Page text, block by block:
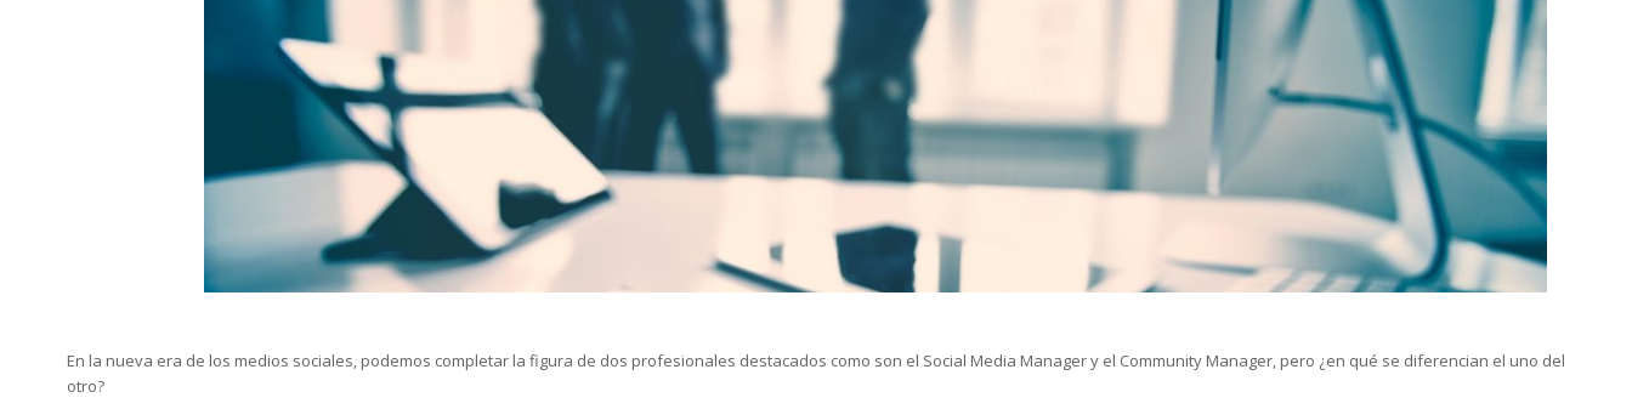
En la nueva era de los medios sociales, podemos completar la figura de dos profesionales destacados como son el Social Media Manager y el Community Manager, pero ¿en qué se diferencian el uno del
otro?